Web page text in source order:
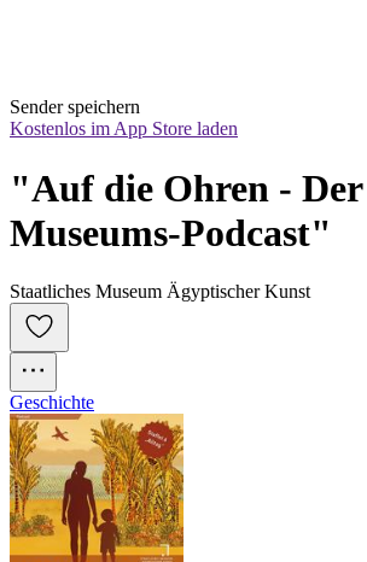
Sender speichern
Kostenlos im App Store laden
"Auf die Ohren - Der
Museums-Podcast"
Staatliches Museum Ägyptischer Kunst
Geschichte